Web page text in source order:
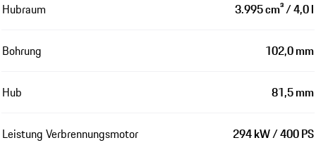
Hubraum 3.995 cm³ / 4,0 l
Bohrung 102,0 mm
Hub 81,5 mm
Leistung Verbrennungsmotor 294 kW / 400 PS